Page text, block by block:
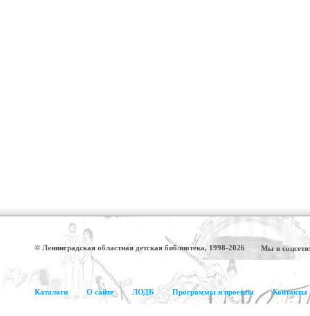
© Ленинградская областная детская библиотека, 1998-2026 Мы в
Каталоги О сайте ЛОДБ Программы и проекты Контакты